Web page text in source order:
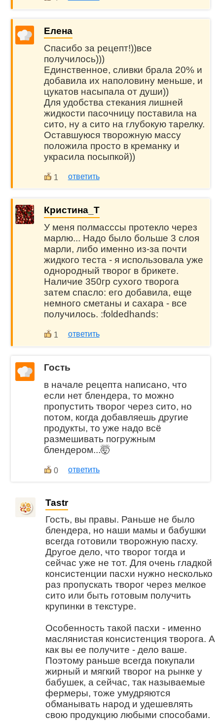
Елена
Спасибо за рецепт!))все
получилось)))
Единственное, сливки брала 20% и
добавила их наполовину меньше, и
цукатов насыпала от души))
Для удобства стекания лишней
жидкости пасочницу поставила на
сито, ну а сито на глубокую тарелку.
Оставшуюся творожную массу
положила просто в креманку и
украсила посыпкой))
1 ответить
Кристина_Т
У меня полмасссы протекло через
марлю... Надо было больше 3 слоя
марли, либо именно из-за почти
жидкого теста - я использовала уже
однородный творог в брикете.
Наличие 350гр сухого творога
затем спасло: его добавила, еще
немного сметаны и сахара - все
получилось. :foldedhands:
1 ответить
Гость
в начале рецепта написано, что
если нет блендера, то можно
пропустить творог через сито, но
потом, когда добавляешь другие
продукты, то уже надо всё
размешивать погружным
блендером...🤯
0 ответить
Tastr
Гость, вы правы. Раньше не было
блендера, но наши мамы и бабушки
всегда готовили творожную пасху.
Другое дело, что творог тогда и
сейчас уже не тот. Для очень гладкой
консистенции пасхи нужно несколько
раз пропускать творог через мелкое
сито или быть готовым получить
крупинки в текстуре.
Особенность такой пасхи - именно
маслянистая консистенция творога. А
как вы ее получите - дело ваше.
Поэтому раньше всегда покупали
жирный и мягкий творог на рынке у
бабушек, а сейчас, так называемые
фермеры, тоже умудряются
обманывать народ и удешевлять
свою продукцию любыми способами.